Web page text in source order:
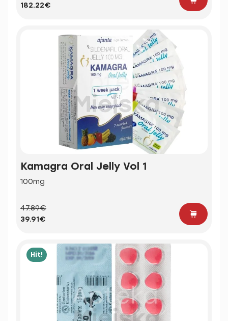
182.22€
Kamagra Oral Jelly Vol 1
100mg
47.89€
39.91€
Hit!